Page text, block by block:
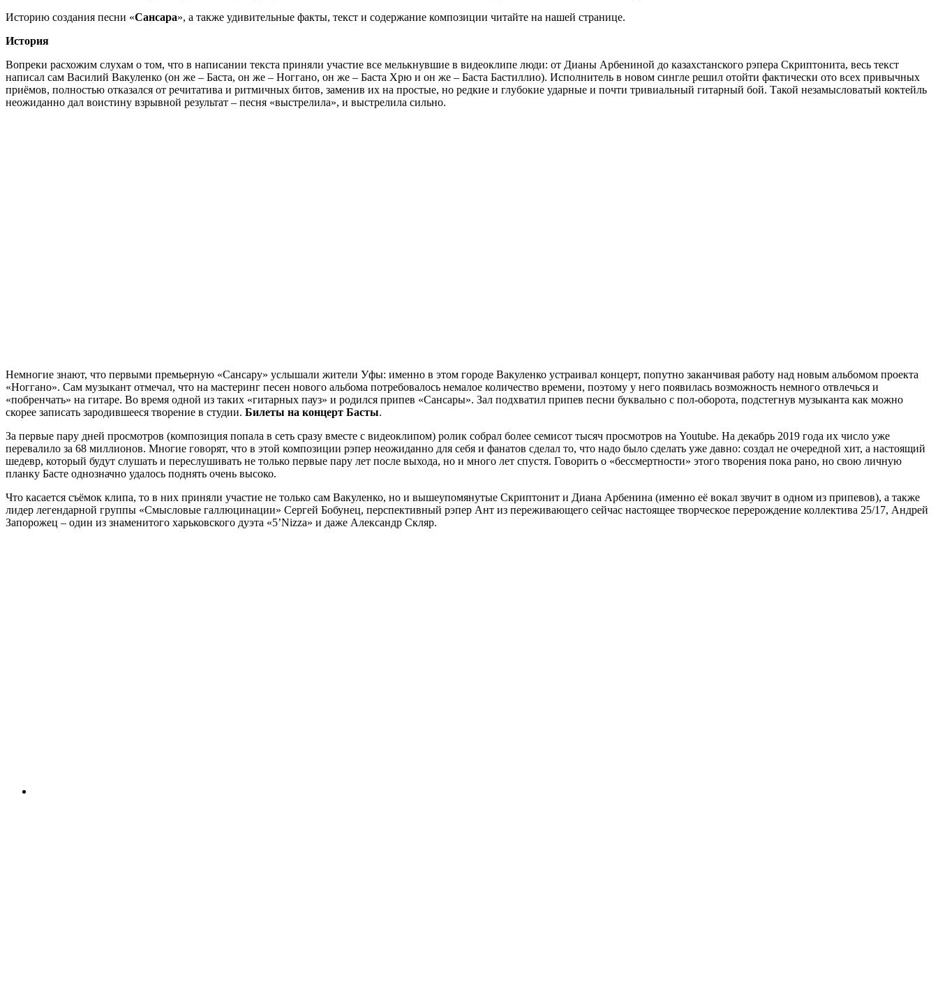
Историю создания песни «Сансара», а также удивительные факты, текст и содержание композиции читайте на нашей странице.
История
Вопреки расхожим слухам о том, что в написании текста приняли участие все мелькнувшие в видеоклипе люди: от Дианы Арбениной до казахстанского рэпера Скриптонита, весь текст
написал сам Василий Вакуленко (он же – Баста, он же – Ноггано, он же – Баста Хрю и он же – Баста Бастиллио). Исполнитель в новом сингле решил отойти фактически ото всех привычных
приёмов, полностью отказался от речитатива и ритмичных битов, заменив их на простые, но редкие и глубокие ударные и почти тривиальный гитарный бой. Такой незамысловатый коктейль
неожиданно дал воистину взрывной результат – песня «выстрелила», и выстрелила сильно.
Немногие знают, что первыми премьерную «Сансару» услышали жители Уфы: именно в этом городе Вакуленко устраивал концерт, попутно заканчивая работу над новым альбомом проекта
«Ноггано». Сам музыкант отмечал, что на мастеринг песен нового альбома потребовалось немалое количество времени, поэтому у него появилась возможность немного отвлечься и
«побренчать» на гитаре. Во время одной из таких «гитарных пауз» и родился припев «Сансары». Зал подхватил припев песни буквально с пол-оборота, подстегнув музыканта как можно
скорее записать зародившееся творение в студии. Билеты на концерт Басты.
За первые пару дней просмотров (композиция попала в сеть сразу вместе с видеоклипом) ролик собрал более семисот тысяч просмотров на Youtube. На декабрь 2019 года их число уже
перевалило за 68 миллионов. Многие говорят, что в этой композиции рэпер неожиданно для себя и фанатов сделал то, что надо было сделать уже давно: создал не очередной хит, а настоящий
шедевр, который будут слушать и переслушивать не только первые пару лет после выхода, но и много лет спустя. Говорить о «бессмертности» этого творения пока рано, но свою личную
планку Басте однозначно удалось поднять очень высоко.
Что касается съёмок клипа, то в них приняли участие не только сам Вакуленко, но и вышеупомянутые Скриптонит и Диана Арбенина (именно её вокал звучит в одном из припевов), а также
лидер легендарной группы «Смысловые галлюцинации» Сергей Бобунец, перспективный рэпер Ант из переживающего сейчас настоящее творческое перерождение коллектива 25/17, Андрей
Запорожец – один из знаменитого харьковского дуэта «5’Nizza» и даже Александр Скляр.